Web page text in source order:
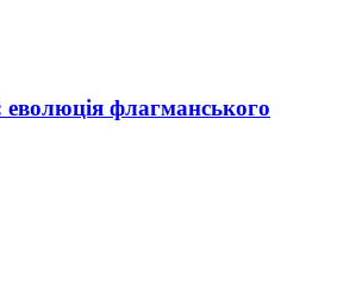
еволюція флагманського